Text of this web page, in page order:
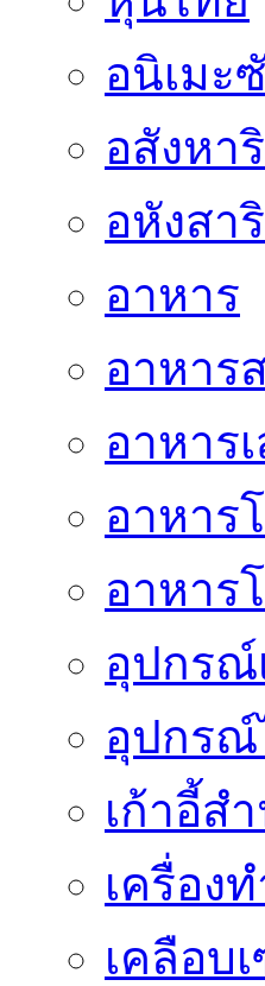
อนิเมะ
อสังหา
อหังสา
อาหาร
อาหาร
อาหาร
อาหาร
อาหาร
อุปกรณ์
อุปกร
เก้าอี้ส
เครื่อง
เคลือบ